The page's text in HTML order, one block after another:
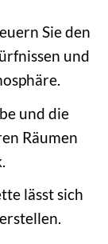
Sie den
und
und die
Räumen
lässt sich